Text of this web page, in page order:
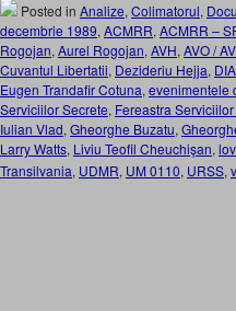
Posted in Analize, Colimatorul,
decembrie 1989, ACMRR, ACMRR –
Rogojan, Aurel Rogojan, AVH, AVO /
Cuvantul Libertatii, Dezideriu Hejja, DIA
Eugen Trandafir Cotuna, evenimentele
Serviciilor Secrete, Fereastra
Iulian Vlad, Gheorghe Buzatu,
Larry Watts, Liviu Teofil Cheuchişan,
Transilvania, UDMR, UM 0110, URSS,